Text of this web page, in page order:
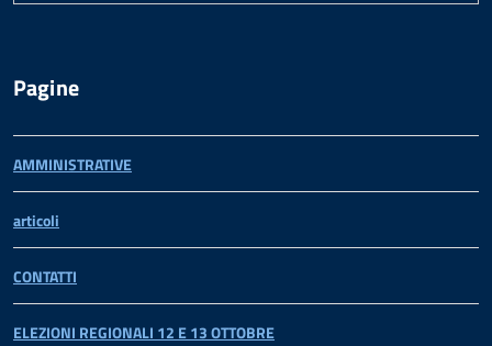
Pagine
AMMINISTRATIVE
articoli
CONTATTI
ELEZIONI REGIONALI 12 E 13 OTTOBRE